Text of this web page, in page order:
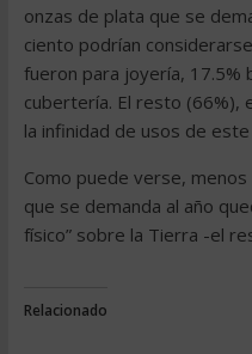
onzas de plata que se
ciento podrían
fueron para joyería, 17.5%
cubertería. El resto (66%),
la infinidad de usos de
Como puede verse,
que se demanda al año
físico” sobre la Tierra -el
Relacionado